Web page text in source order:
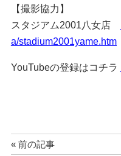
【撮影協力】
スタジアム2001八女店
a/stadium2001yame.htm
YouTubeの登録はコチラ
« 前の記事